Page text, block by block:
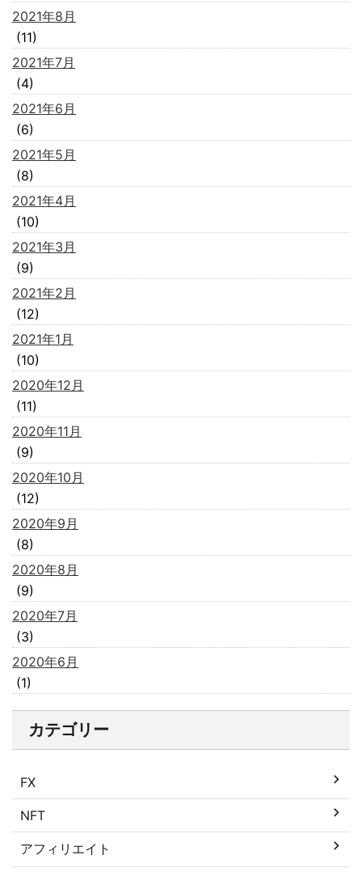
2021年8月
(11)
2021年7月
(4)
2021年6月
(6)
2021年5月
(8)
2021年4月
(10)
2021年3月
(9)
2021年2月
(12)
2021年1月
(10)
2020年12月
(11)
2020年11月
(9)
2020年10月
(12)
2020年9月
(8)
2020年8月
(9)
2020年7月
(3)
2020年6月
(1)
カテゴリー
FX
NFT
アフィリエイト